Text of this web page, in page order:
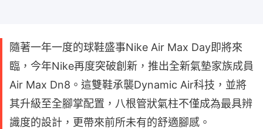
隨著一年一度的球鞋盛事Nike Air Max Day即將來
臨，今年Nike再度突破創新，推出全新氣墊家族成員
Air Max Dn8。這雙鞋承襲Dynamic Air科技，並將
其升級至全腳掌配置，八根管狀氣柱不僅成為最具辨
識度的設計，更帶來前所未有的舒適腳感。